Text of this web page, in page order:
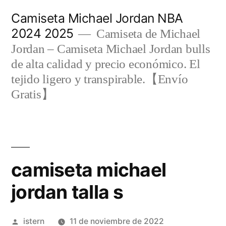
contenido
Camiseta Michael Jordan NBA
2024 2025
Camiseta de Michael
Jordan – Camiseta Michael Jordan bulls
de alta calidad y precio económico. El
tejido ligero y transpirable.【Envío
Gratis】
camiseta michael
jordan talla s
Publicado
istern 11 de noviembre de 2022